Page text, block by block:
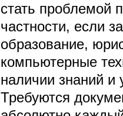
стать проблемой
частности, если
образование,
компьютерные
наличии знаний и
Требуются